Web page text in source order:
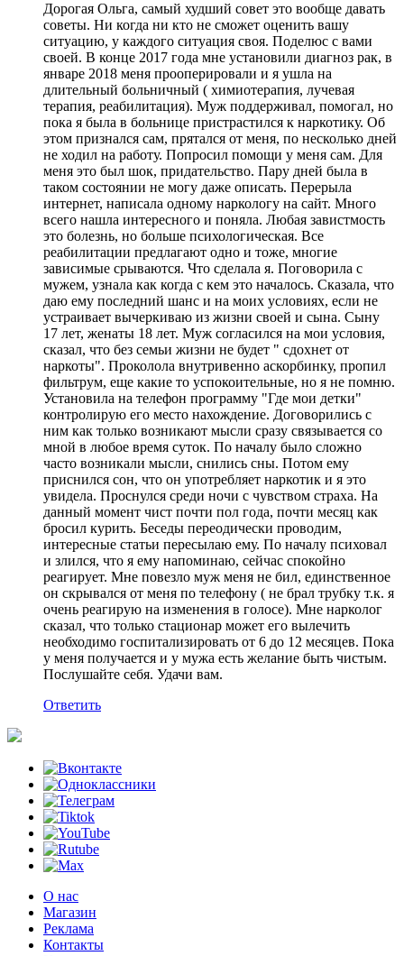
Дорогая Ольга, самый худший совет это вообще давать
советы. Ни когда ни кто не сможет оценить вашу
ситуацию, у каждого ситуация своя. Поделюс с вами
своей. В конце 2017 года мне установили диагноз рак, в
январе 2018 меня прооперировали и я ушла на
длительный больничный ( химиотерапия, лучевая
терапия, реабилитация). Муж поддерживал, помогал, но
пока я была в больнице пристрастился к наркотику. Об
этом признался сам, прятался от меня, по несколько дней
не ходил на работу. Попросил помощи у меня сам. Для
меня это был шок, придательство. Пару дней была в
таком состоянии не могу даже описать. Перерыла
интернет, написала одному наркологу на сайт. Много
всего нашла интересного и поняла. Любая завистмость
это болезнь, но больше психологическая. Все
реабилитации предлагают одно и тоже, многие
зависимые срываются. Что сделала я. Поговорила с
мужем, узнала как когда с кем это началось. Сказала, что
даю ему последний шанс и на моих условиях, если не
устраивает вычеркиваю из жизни своей и сына. Сыну
17 лет, женаты 18 лет. Муж согласился на мои условия,
сказал, что без семьи жизни не будет " сдохнет от
наркоты". Проколола внутривенно аскорбинку, пропил
фильтрум, еще какие то успокоительные, но я не помню.
Установила на телефон программу "Где мои детки"
контролирую его место нахождение. Договорились с
ним как только возникают мысли сразу связывается со
мной в любое время суток. По началу было сложно
часто возникали мысли, снились сны. Потом ему
приснился сон, что он употребляет наркотик и я это
увидела. Проснулся среди ночи с чувством страха. На
данный момент чист почти пол года, почти месяц как
бросил курить. Беседы переодически проводим,
интересные статьи пересылаю ему. По началу психовал
и злился, что я ему напоминаю, сейчас спокойно
реагирует. Мне повезло муж меня не бил, единственное
он скрывался от меня по телефону ( не брал трубку т.к. я
очень реагирую на изменения в голосе). Мне нарколог
сказал, что только стационар может его вылечить
необходимо госпитализировать от 6 до 12 месяцев. Пока
у меня получается и у мужа есть желание быть чистым.
Послушайте себя. Удачи вам.
Ответить
О нас
Магазин
Реклама
Контакты